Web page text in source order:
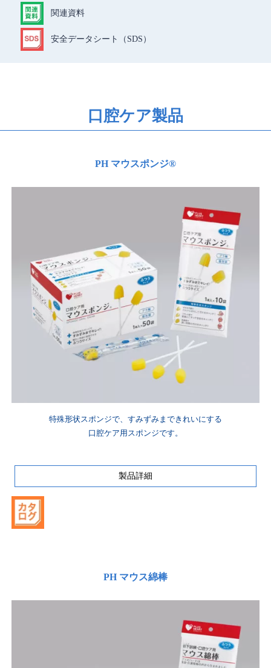
関連資料
安全データシート（SDS）
口腔ケア製品
PH マウスポンジ®
特殊形状スポンジで、すみずみまできれいにする
口腔ケア用スポンジです。
製品詳細
PH マウス綿棒